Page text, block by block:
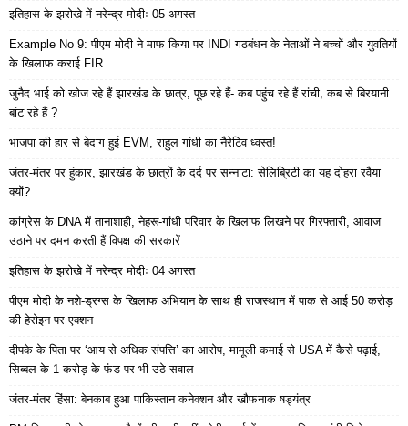
इतिहास के झरोखे में नरेन्द्र मोदीः 05 अगस्त
Example No 9: पीएम मोदी ने माफ किया पर INDI गठबंधन के नेताओं ने बच्चों और युवतियों
के खिलाफ कराई FIR
जुनैद भाई को खोज रहे हैं झारखंड के छात्र, पूछ रहे हैं- कब पहुंच रहे हैं रांची, कब से बिरयानी
बांट रहे हैं ?
भाजपा की हार से बेदाग हुई EVM, राहुल गांधी का नैरेटिव ध्वस्त!
जंतर-मंतर पर हुंकार, झारखंड के छात्रों के दर्द पर सन्नाटा: सेलिब्रिटी का यह दोहरा रवैया
क्यों?
कांग्रेस के DNA में तानाशाही, नेहरू-गांधी परिवार के खिलाफ लिखने पर गिरफ्तारी, आवाज
उठाने पर दमन करती हैं विपक्ष की सरकारें
इतिहास के झरोखे में नरेन्द्र मोदीः 04 अगस्त
पीएम मोदी के नशे-ड्रग्स के खिलाफ अभियान के साथ ही राजस्थान में पाक से आई 50 करोड़
की हेरोइन पर एक्शन
दीपके के पिता पर ‘आय से अधिक संपत्ति’ का आरोप, मामूली कमाई से USA में कैसे पढ़ाई,
सिब्बल के 1 करोड़ के फंड पर भी उठे सवाल
जंतर-मंतर हिंसा: बेनकाब हुआ पाकिस्तान कनेक्शन और खौफनाक षड्यंत्र